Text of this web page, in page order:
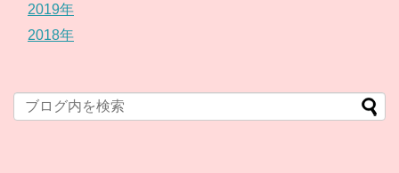
2019年
2018年